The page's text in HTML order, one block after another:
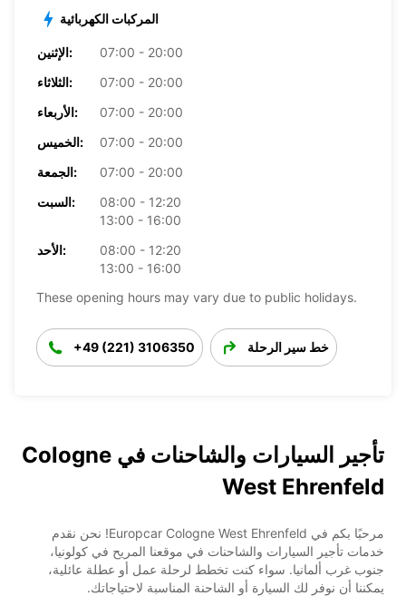
المركبات الكهربائية
الإثنين:
07:00 - 20:00
الثلاثاء:
07:00 - 20:00
الأربعاء:
07:00 - 20:00
الخميس:
07:00 - 20:00
الجمعة:
07:00 - 20:00
السبت:
08:00 - 12:20
13:00 - 16:00
الأحد:
08:00 - 12:20
13:00 - 16:00
These opening hours may vary due to public holidays.
+49 (221) 3106350 خط سير الرحلة
تأجير السيارات والشاحنات في Cologne
West Ehrenfeld
مرحبًا بكم في Europcar Cologne West Ehrenfeld! نحن نقدم
خدمات تأجير السيارات والشاحنات في موقعنا المريح في كولونيا،
جنوب غرب ألمانيا. سواء كنت تخطط لرحلة عمل أو عطلة عائلية،
يمكننا أن نوفر لك السيارة أو الشاحنة المناسبة لاحتياجاتك.